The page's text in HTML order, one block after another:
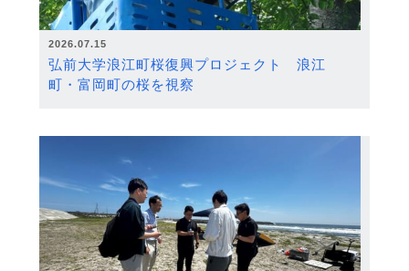
2026.07.15
弘前大学浪江町桜復興プロジェクト 浪江
町・富岡町の桜を視察